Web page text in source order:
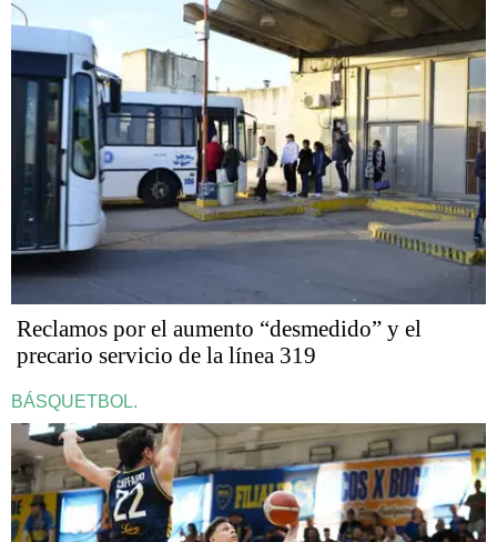
Reclamos por el aumento “desmedido” y el
precario servicio de la línea 319
BÁSQUETBOL.